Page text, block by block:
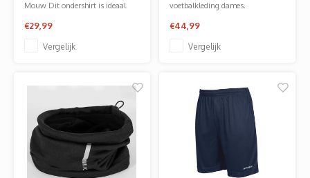
Mouw Dit ondershirt is ideaal
weersomstandigheden trotseren.
De mesh-vlakken zorgen voor de
optimale afvoer van
warm. De trainingstop he
€29,99
Vergelijk
voetbalkleding dames.
€44,99
Vergelijk